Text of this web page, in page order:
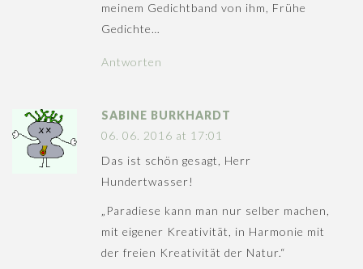
meinem Gedichtband von ihm, Frühe
Gedichte…
Antworten
SABINE BURKHARDT
06. 06. 2016 at 17:01
Das ist schön gesagt, Herr
Hundertwasser!
„Paradiese kann man nur selber machen,
mit eigener Kreativität, in Harmonie mit
der freien Kreativität der Natur.“